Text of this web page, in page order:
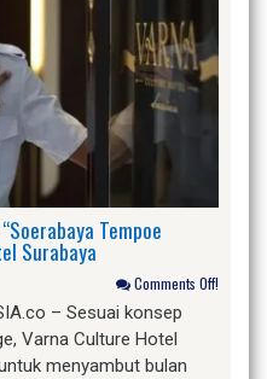
Tempoe
Surabaya
Comments Off!
– Sesuai konsep
Varna Culture Hotel
menyambut bulan